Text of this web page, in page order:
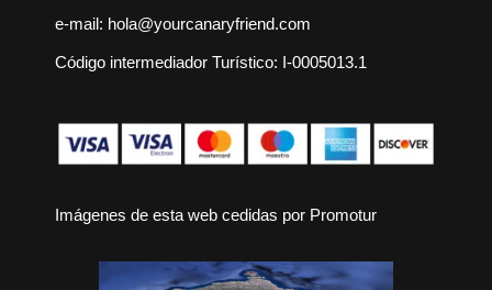
e-mail: hola@yourcanaryfriend.com
Código intermediador Turístico: I-0005013.1
Imágenes de esta web cedidas por Promotur